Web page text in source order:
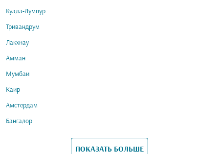
Куала-Лумпур
Тривандрум
Лакхнау
Амман
Мумбаи
Каир
Амстердам
Бангалор
ПОКАЗАТЬ БОЛЬШЕ